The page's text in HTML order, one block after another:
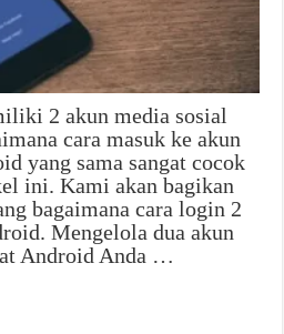
2 akun media sosial
cara masuk ke akun
yang sama sangat cocok
ini. Kami akan bagikan
bagaimana cara login 2
Mengelola dua akun
Android Anda …